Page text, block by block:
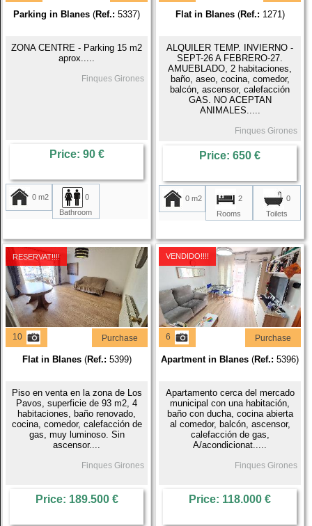
Parking in Blanes (Ref.: 5337)
ZONA CENTRE - Parking 15 m2
aprox.....
Finques Girones
Price: 90 €
0 m2
0
Bathroom
Flat in Blanes(Ref.: 1271)
ALQUILER TEMP. INVIERNO -
SEPT-26 A FEBRERO-27.
AMUEBLADO, 2 habitaciones,
baño, aseo, cocina, comedor,
balcón, ascensor, calefacción
GAS. NO ACEPTAN
ANIMALES.....
Finques Girones
Price: 650 €
0 m2
2
Rooms
0
Toilets
RESERVAT!!!!
10 Purchase
Flat in Blanes(Ref.: 5399)
Piso en venta en la zona de Los
Pavos, superficie de 93 m2, 4
habitaciones, baño renovado,
cocina, comedor, calefacción de
gas, muy luminoso. Sin
ascensor....
Finques Girones
Price: 189.500 €
VENDIDO!!!!
6 Purchase
Apartment in Blanes (Ref.: 5396)
Apartamento cerca del mercado
municipal con una habitación,
baño con ducha, cocina abierta
al comedor, balcón, ascensor,
calefacción de gas,
A/acondicionat.....
Finques Girones
Price: 118.000 €